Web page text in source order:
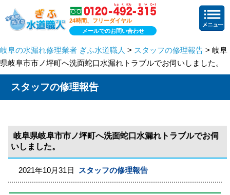
24時間、フリーダイヤル
メールでのお問い合わせ
岐阜の水漏れ修理業者 ぎふ水道職人 > スタッフの修理報告 > 岐阜
県岐阜市市ノ坪町へ洗面蛇口水漏れトラブルでお伺いしました。
スタッフの修理報告
岐阜県岐阜市市ノ坪町へ洗面蛇口水漏れトラブルでお伺
いしました。
2021年10月31日 スタッフの修理報告